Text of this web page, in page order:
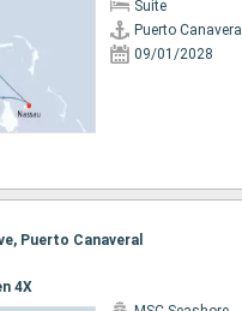
Suite
Puerto Canaveral
09/01/2028
Puerto Canaveral
4X